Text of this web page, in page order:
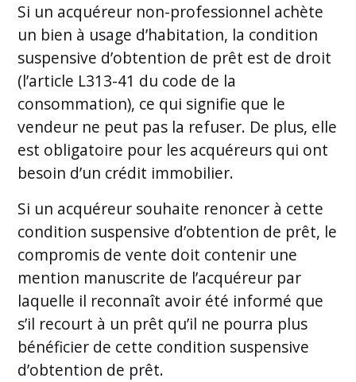
Si un acquéreur non-professionnel achète
un bien à usage d’habitation, la condition
suspensive d’obtention de prêt est de droit
(l’article L313-41 du code de la
consommation), ce qui signifie que le
vendeur ne peut pas la refuser. De plus, elle
est obligatoire pour les acquéreurs qui ont
besoin d’un crédit immobilier.
Si un acquéreur souhaite renoncer à cette
condition suspensive d’obtention de prêt, le
compromis de vente doit contenir une
mention manuscrite de l’acquéreur par
laquelle il reconnaît avoir été informé que
s’il recourt à un prêt qu’il ne pourra plus
bénéficier de cette condition suspensive
d’obtention de prêt.